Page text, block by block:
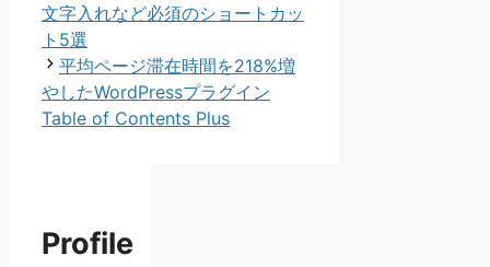
リ
ー
文字入れなど必須のショートカッ
ト5選
平均ページ滞在時間を218%増
やしたWordPressプラグイン
Table of Contents Plus
Profile